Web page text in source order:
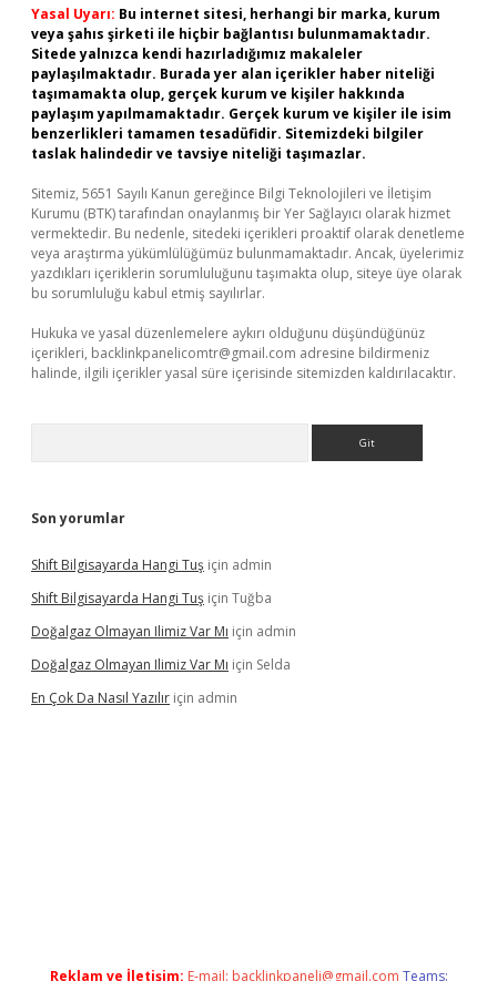
Yasal Uyarı: Bu internet sitesi, herhangi bir marka, kurum
veya şahıs şirketi ile hiçbir bağlantısı bulunmamaktadır.
Sitede yalnızca kendi hazırladığımız makaleler
paylaşılmaktadır. Burada yer alan içerikler haber niteliği
taşımamakta olup, gerçek kurum ve kişiler hakkında
paylaşım yapılmamaktadır. Gerçek kurum ve kişiler ile isim
benzerlikleri tamamen tesadüfidir. Sitemizdeki bilgiler
taslak halindedir ve tavsiye niteliği taşımazlar.
Sitemiz, 5651 Sayılı Kanun gereğince Bilgi Teknolojileri ve İletişim
Kurumu (BTK) tarafından onaylanmış bir Yer Sağlayıcı olarak hizmet
vermektedir. Bu nedenle, sitedeki içerikleri proaktif olarak denetleme
veya araştırma yükümlülüğümüz bulunmamaktadır. Ancak, üyelerimiz
yazdıkları içeriklerin sorumluluğunu taşımakta olup, siteye üye olarak
bu sorumluluğu kabul etmiş sayılırlar.
Hukuka ve yasal düzenlemelere aykırı olduğunu düşündüğünüz
içerikleri, backlinkpanelicomtr@gmail.com adresine bildirmeniz
halinde, ilgili içerikler yasal süre içerisinde sitemizden kaldırılacaktır.
Son yorumlar
Shift Bilgisayarda Hangi Tuş için admin
Shift Bilgisayarda Hangi Tuş için Tuğba
Doğalgaz Olmayan Ilimiz Var Mı için admin
Doğalgaz Olmayan Ilimiz Var Mı için Selda
En Çok Da Nasıl Yazılır için admin
Reklam ve İletişim: E-mail: backlinkpaneli@gmail.com Teams: